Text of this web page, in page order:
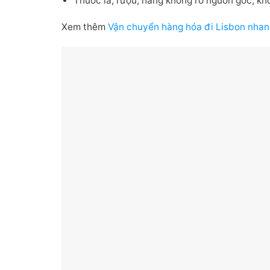
Xem thêm Vận chuyển hàng hóa đi Lisbon